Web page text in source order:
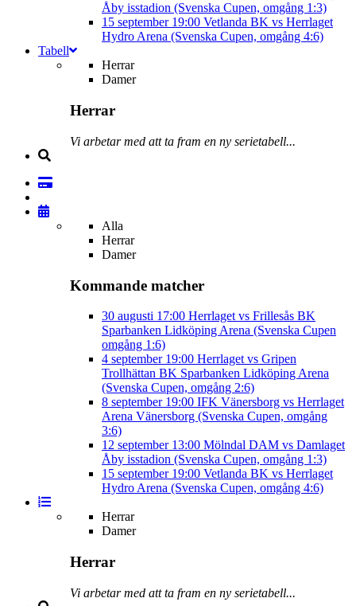
Åby isstadion (Svenska Cupen, omgång 1:3)
15 september 19:00 Vetlanda BK vs Herrlaget
Hydro Arena (Svenska Cupen, omgång 4:6)
Tabell
Herrar
Damer
Herrar
Vi arbetar med att ta fram en ny serietabell...
Alla
Herrar
Damer
Kommande matcher
30 augusti 17:00 Herrlaget vs Frillesås BK
Sparbanken Lidköping Arena (Svenska Cupen
omgång 1:6)
4 september 19:00 Herrlaget vs Gripen
Trollhättan BK Sparbanken Lidköping Arena
(Svenska Cupen, omgång 2:6)
8 september 19:00 IFK Vänersborg vs Herrlaget
Arena Vänersborg (Svenska Cupen, omgång
3:6)
12 september 13:00 Mölndal DAM vs Damlaget
Åby isstadion (Svenska Cupen, omgång 1:3)
15 september 19:00 Vetlanda BK vs Herrlaget
Hydro Arena (Svenska Cupen, omgång 4:6)
Herrar
Damer
Herrar
Vi arbetar med att ta fram en ny serietabell...